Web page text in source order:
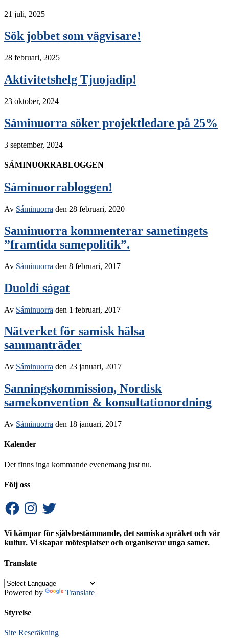
21 juli, 2025
Sök jobbet som vägvisare!
28 februari, 2025
Aktivitetshelg Tjuojadip!
23 oktober, 2024
Sáminuorra söker projektledare på 25%
3 september, 2024
SÁMINUORRABLOGGEN
Sáminuorrabloggen!
Av Sáminuorra den 28 februari, 2020
Saminuorra kommenterar sametingets
”framtida samepolitik”.
Av Sáminuorra den 8 februari, 2017
Duoldi ságat
Av Sáminuorra den 1 februari, 2017
Nätverket för samisk hälsa
sammanträder
Av Sáminuorra den 23 januari, 2017
Sanningskommission, Nordisk
samekonvention & konsultationordning
Av Sáminuorra den 18 januari, 2017
Kalender
Det finns inga kommande evenemang just nu.
Följ oss
FacebookInstagram
Twitter
Vi kämpar för självbestämmande, det samiska språket och vår
kultur. Vi skapar mötesplatser och organiserar unga samer.
Translate
Powered by Translate
Styrelse
Site Reseräkning